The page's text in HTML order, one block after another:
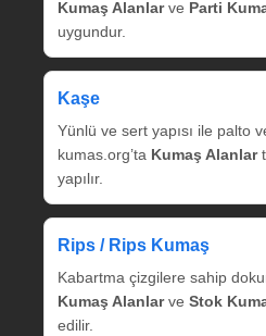
Kumaş Alanlarve Parti
uygundur.
Kaşe
Yünlü ve sert yapısı ile palto
kumas.org’ta Kumaş Alanlar
yapılır.
Rips / Rips Kumaş
Kabartma çizgilere sahip
Kumaş Alanlarve Stok
edilir.